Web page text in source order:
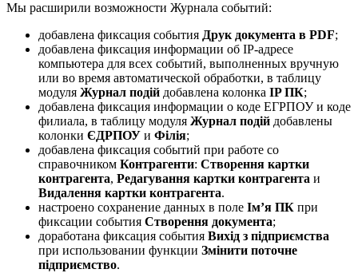
Мы расширили возможности Журнала событий:
добавлена фиксация события Друк документа в PDF;
добавлена фиксация информации об IP-адресе
компьютера для всех событий, выполненных вручную
или во время автоматической обработки, в таблицу
модуля Журнал подій добавлена колонка IP ПК;
добавлена фиксация информации о коде ЕГРПОУ и коде
филиала, в таблицу модуля Журнал подій добавлены
колонки ЄДРПОУ и Філія;
добавлена фиксация событий при работе со
справочником Контрагенти: Створення картки
контрагента, Редагування картки контрагента и
Видалення картки контрагента.
настроено сохранение данных в поле Ім’я ПК при
фиксации события Створення документа;
доработана фиксация события Вихід з підприємства
при использовании функции Змінити поточне
підприємство.